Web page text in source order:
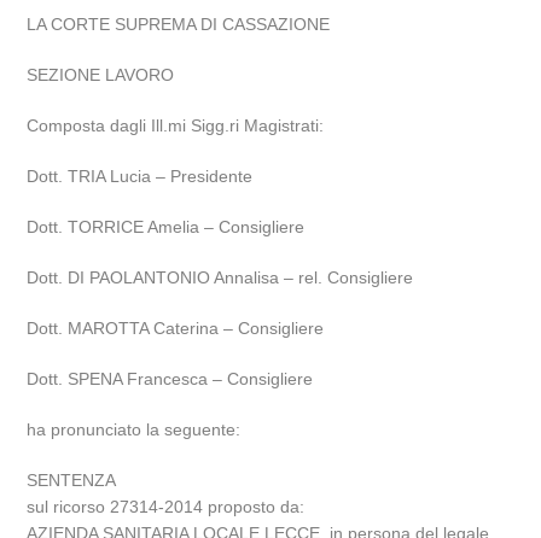
LA CORTE SUPREMA DI CASSAZIONE
SEZIONE LAVORO
Composta dagli Ill.mi Sigg.ri Magistrati:
Dott. TRIA Lucia – Presidente
Dott. TORRICE Amelia – Consigliere
Dott. DI PAOLANTONIO Annalisa – rel. Consigliere
Dott. MAROTTA Caterina – Consigliere
Dott. SPENA Francesca – Consigliere
ha pronunciato la seguente:
SENTENZA
sul ricorso 27314-2014 proposto da:
AZIENDA SANITARIA LOCALE LECCE, in persona del legale